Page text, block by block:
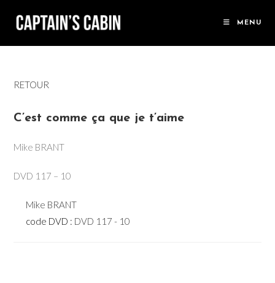
MENU
RETOUR
C’est comme ça que je t’aime
Mike BRANT
DVD 117 – 10
Mike BRANT
code DVD : DVD 117 - 10